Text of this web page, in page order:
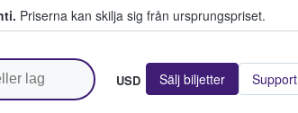
Priserna kan skilja sig från ursprungspriset.
USD Sälj biljetter Support